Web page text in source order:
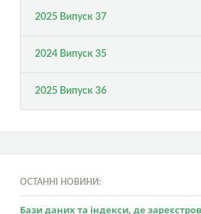
2025 Випуск 37
2024 Випуск 35
2025 Випуск 36
ОСТАННІ НОВИНИ:
Бази даних та індекси, де